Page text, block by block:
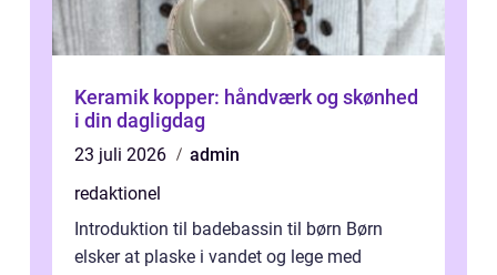
Keramik kopper: håndværk og skønhed
i din dagligdag
23 juli 2026
admin
redaktionel
Introduktion til badebassin til børn Børn
elsker at plaske i vandet og lege med